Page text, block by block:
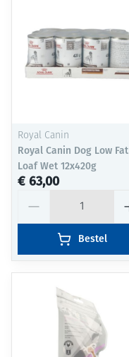
Royal Canin
Royal Canin Dog Low Fat
Loaf Wet 12x420g
€ 63,00
Bestel